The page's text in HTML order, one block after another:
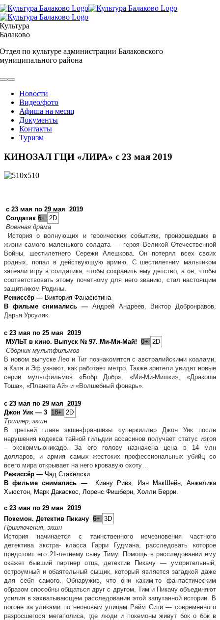
Skip
to
content
Культура
Балаково
Отдел по культуре администрации Балаковского
муниципального района
Toggle
NavigationНовости
Видео/фото
Афиша на месяц
Документы
Контакты
Туризм
КИНОЗАЛ ГЦИ «ЛИРА» с 23 мая 2019
с 23 мая по 29 мая 2019
Солдатик 6+ 2D
Военная драма
История о волнующих и героических событиях, произошедших в
жизни самого маленького солдата — героя Великой Отечественной
Войны, шестилетнего Сережи Алешкова. Он потерял всех своих
родных, попал в действующую армию. С шестилетним мальчиком
затеяли игру в солдатика, чтобы сохранить ему детство, а он, чтобы
соответствовать этому почетному для него званию, стал настоящим
защитником Родины.
Режиссёр — Виктория Фанасютина
В фильме снимались — Андрей Андреев, Виктор Добронравов,
Дарья Урсуляк.
с 23 мая по 25 мая 2019
МУЛЬТ в кино. Выпуск № 97. Ми-Ми-Май! 0+ 2D
Сборник мультфильмов
В новом выпуске Лео и Тиг познакомятся с австралийскими коалами,
а Катя и Эф узнают, как работает метро. Также зрители увидят новые
серии мультфильмов «Бобр Добр», «Ми-Ми-Мишки», «Дракоша
Тоша», «Планета Ай» и «Волшебный фонарь».
с 23 мая по 29 мая 2019
Джон Уик — 3 18+ 2D
Триллер, экшн
В третьей главе экшн-франшизы суперкиллер Джон Уик после
нарушения кодекса тайной гильдии ассасинов получает статус изгоя
– экскоммьюникадо. За его голову назначена цена в 14 млн
долларов, и армия самых жестоких профессиональных убийц со
всего мира открывает на него кровавую охоту…
Режиссёр — Чад Стахелски
В фильме снимались —
Киану Ривз, Иэн МакШейн, Анжелика
Хьюстон, Марк Дакаскос, Лоренс Фишберн, Холли Берри.
с 23 мая по 29 мая 2019
Покемон. Детектив Пикачу 6+ 3D
Приключения, экшн
История начинается с таинственного исчезновения частного
детектива экстра- класса Гарри Гудмана, расследовать которое
предстоит его 21-летнему сыну Тиму. Помощь в расследовании ему
окажет бывший партнер отца, детектив Пикачу — уморительный,
остроумный и обаятельный сыщик, который является загадкой даже
для себя самого. Обнаружив, что они каким-то фантастическим
образом способны общаться друг с другом, Тим и Пикачу объединяют
усилия в захватывающем расследовании этой запутанной истории. В
погоне за уликами по неоновым улицам Райм Сити — современного
разросшегося мегаполиса, где люди и покемоны живут бок о бок в